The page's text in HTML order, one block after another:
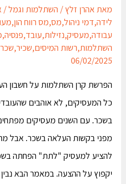
מאתאהרן זלץ/השתלמות וגמל/
לידה,דמי ניהול,מס,מס רווח הון,
עבודה,מעסיק,נזילות,עובד,פנסיה,
השתלמות,רשות המיסים,שכיר,שכר
06/02/2025
הפרשת קרן השתלמות על חשבון
כל המעסיקים, לא אוהבים
בשכר. עם השנים מעסיקים מפתחים
מפני בקשות העלאה בשכר. אבל מה
להציע למעסיק "לתת" הפחתה
יקפוץ על ההצעה. במאמר הבא נבין